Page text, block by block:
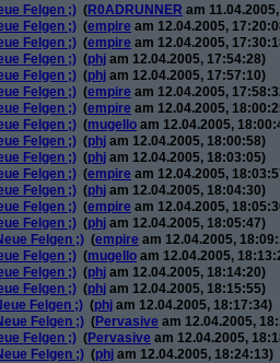
Felgen ;) (R0ADRUNNER am
Felgen ;) (empire am 12.04.2005,
Felgen ;) (empire am 12.04.2005,
Felgen ;) (phj am 12.04.2005, 17:54:28)
Felgen ;) (phj am 12.04.2005, 17:57:10)
Felgen ;) (empire am 12.04.2005,
Felgen ;) (empire am 12.04.2005,
Felgen ;) (mugello am 12.04.2005,
Felgen ;) (phj am 12.04.2005, 18:00:58)
Felgen ;) (phj am 12.04.2005, 18:03:05)
Felgen ;) (empire am 12.04.2005,
Felgen ;) (phj am 12.04.2005, 18:04:30)
Felgen ;) (empire am 12.04.2005,
Felgen ;) (phj am 12.04.2005, 18:05:47)
Felgen ;) (empire am 12.04.2005,
Felgen ;) (mugello am 12.04.2005,
Felgen ;) (phj am 12.04.2005, 18:14:20)
Felgen ;) (phj am 12.04.2005, 18:15:55)
Felgen ;) (phj am 12.04.2005, 18:17:34)
Felgen ;) (Pervasive am 12.04.2005,
Felgen ;) (Pervasive am 12.04.2005,
Felgen ;) (phj am 12.04.2005, 18:24:13)